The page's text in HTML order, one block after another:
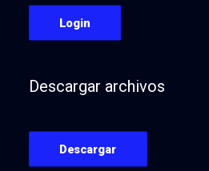
Login
Descargar archivos
Descargar